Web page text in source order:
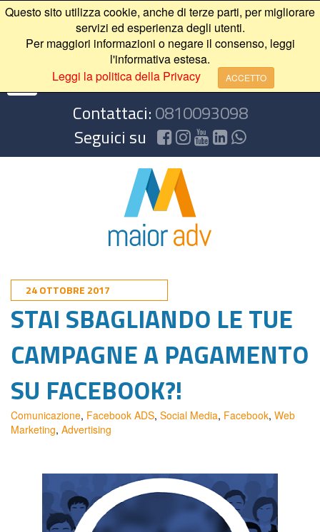
Questo sito utilizza cookie, anche di terze parti, per migliorare
servizi ed esperienza degli utenti.
Per maggiori informazioni o negare il consenso, leggi
l'informativa estesa.
Leggi la politica della Privacy
ACCETTO
Contattaci:0810093098
Seguici su
24 OTTOBRE 2017
STAI SBAGLIANDO LE TUE
CAMPAGNE A PAGAMENTO
SU FACEBOOK?!
Comunicazione, Facebook ADS, Social Media, Facebook, Web
Marketing, Advertising